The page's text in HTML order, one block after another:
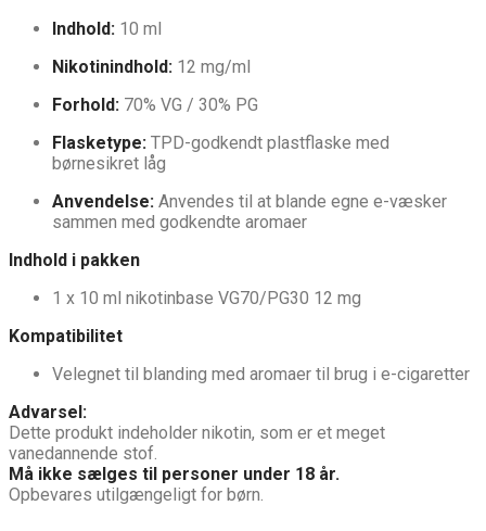
Indhold: 10 ml
Nikotinindhold: 12 mg/ml
Forhold: 70% VG / 30% PG
Flasketype: TPD-godkendt plastflaske med
børnesikret låg
Anvendelse: Anvendes til at blande egne e-væsker
sammen med godkendte aromaer
Indhold i pakken
1 x 10 ml nikotinbase VG70/PG30 12 mg
Kompatibilitet
Velegnet til blanding med aromaer til brug i e-cigaretter
Advarsel:
Dette produkt indeholder nikotin, som er et meget
vanedannende stof.
Må ikke sælges til personer under 18 år.
Opbevares utilgængeligt for børn.